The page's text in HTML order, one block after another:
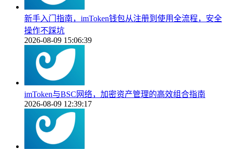
新手入门指南，imToken钱包从注册到使用全流程，安全
操作不踩坑
2026-08-09 15:06:39
imToken与BSC网络，加密资产管理的高效组合指南
2026-08-09 12:39:17